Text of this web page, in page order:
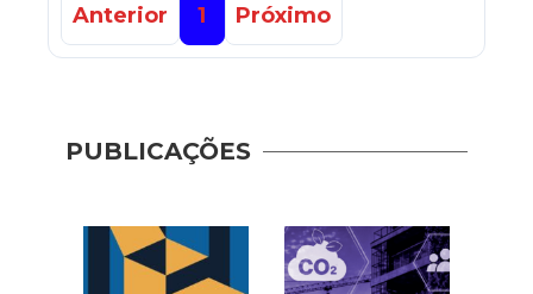
Anterior 1 Próximo
PUBLICAÇÕES